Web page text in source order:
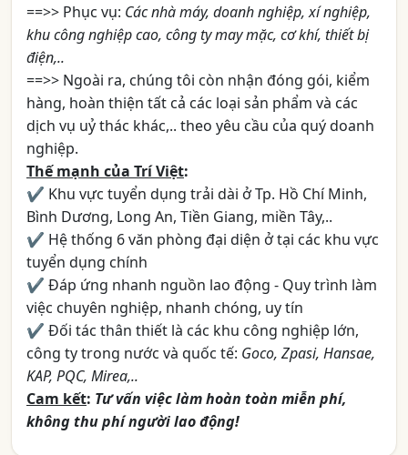
==>> Phục vụ: Các nhà máy, doanh nghiệp, xí nghiệp,
khu công nghiệp cao, công ty may mặc, cơ khí, thiết bị
điện,..
==>> Ngoài ra, chúng tôi còn nhận đóng gói, kiểm
hàng, hoàn thiện tất cả các loại sản phẩm và các
dịch vụ uỷ thác khác,.. theo yêu cầu của quý doanh
nghiệp.
Thế mạnh của Trí Việt:
✔ Khu vực tuyển dụng trải dài ở Tp. Hồ Chí Minh,
Bình Dương, Long An, Tiền Giang, miền Tây,..
✔ Hệ thống 6 văn phòng đại diện ở tại các khu vực
tuyển dụng chính
✔ Đáp ứng nhanh nguồn lao động - Quy trình làm
việc chuyên nghiệp, nhanh chóng, uy tín
✔ Đối tác thân thiết là các khu công nghiệp lớn,
công ty trong nước và quốc tế: Goco, Zpasi, Hansae,
KAP, PQC, Mirea,..
Cam kết: Tư vấn việc làm hoàn toàn miễn phí,
không thu phí người lao động!